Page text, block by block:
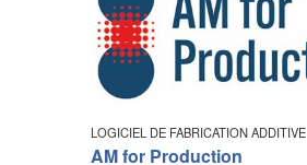
LOGICIEL DE FABRICATION ADDITIVE
AM for Production